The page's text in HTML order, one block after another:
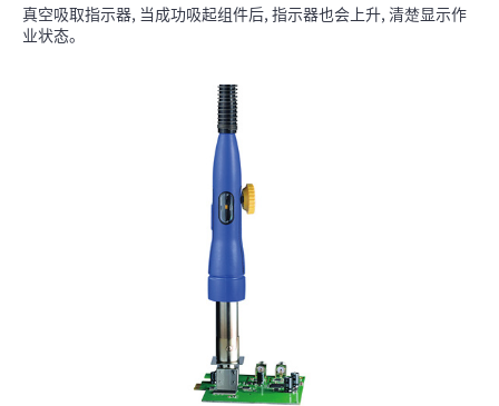
真空吸取指示器, 当成功吸起组件后, 指示器也会上升, 清楚显示作
业状态。